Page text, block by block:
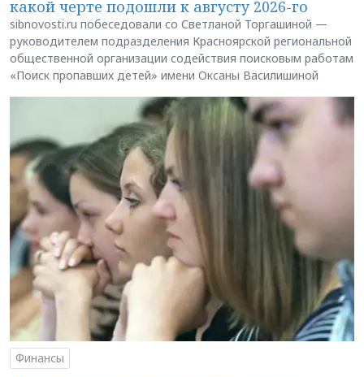
какой черте подошли к августу 2026-го
sibnovosti.ru побеседовали со Светланой Торгашиной —
руководителем подразделения Красноярской региональной
общественной организации содействия поисковым работам
«Поиск пропавших детей» имени Оксаны Василишиной
Финансы